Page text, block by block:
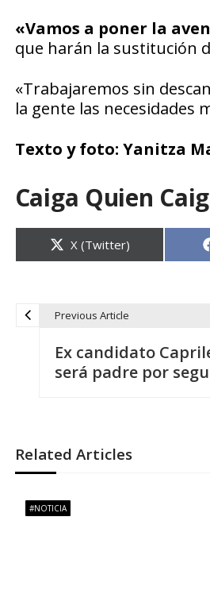
«Vamos a poner la
que harán la sustitución
«Trabajaremos sin
la gente las necesidades
Texto y foto: Yanitza
Caiga Quien
Compartir
en
X (Twitter)
e
g
Previous Article
Ex candidato
será padre por
Related Articles
#NOTICIA